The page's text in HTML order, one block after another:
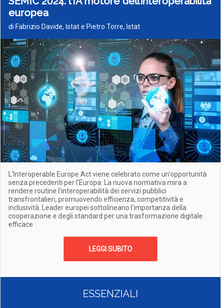
europea
di Fabrizio Davide, Istat e Pietro Torre, Istat
L'Interoperable Europe Act viene celebrato come un'opportunità
senza precedenti per l'Europa. La nuova normativa mira a
rendere routine l'interoperabilità dei servizi pubblici
transfrontalieri, promuovendo efficienza, competitività e
inclusività. Leader europei sottolineano l'importanza della
cooperazione e degli standard per una trasformazione digitale
efficace
LEGGI SUBITO
ESSENZIALI